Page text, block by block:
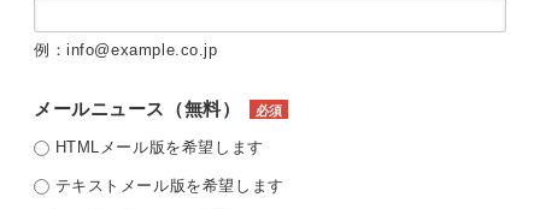
例：info@example.co.jp
メールニュース（無料） 必須
HTMLメール版を希望します
テキストメール版を希望します